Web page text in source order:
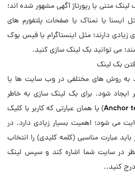
متنی یا رپورتاژ آگهی مشهور شده اند؛
ایسنا یا نمناک یا صفحات پلتفورم های
زیادی دارند؛ مثل اینستاگرام یا فیس بوک
می توانید بک لینک سازی کنید.
به روش های مختلفی در وب سایت ها یا
ایجاد شود. برای بک لینک سازی به خاطر
داشته باشید که متن (Anchor text) یا همان عبارتی که کاربر با کلیک
می شود؛ اهمیت بسیار زیادی دارد. در
عبارت مناسبی (کلمه کلیدی) را انتخاب
در سایت شما اشاره کند و سپس لینک